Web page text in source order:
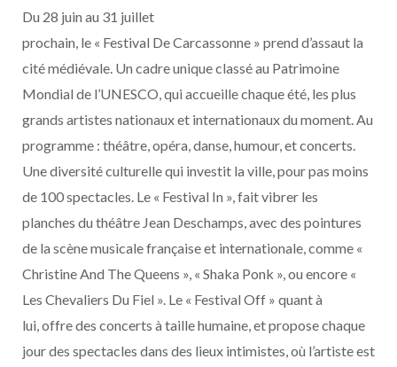
Du 28 juin au 31 juillet
prochain, le « Festival De Carcassonne » prend d’assaut la
cité médiévale. Un cadre unique classé au Patrimoine
Mondial de l’UNESCO, qui accueille chaque été, les plus
grands artistes nationaux et internationaux du moment. Au
programme : théâtre, opéra, danse, humour, et concerts.
Une diversité culturelle qui investit la ville, pour pas moins
de 100 spectacles. Le « Festival In », fait vibrer les
planches du théâtre Jean Deschamps, avec des pointures
de la scène musicale française et internationale, comme «
Christine And The Queens », « Shaka Ponk », ou encore «
Les Chevaliers Du Fiel ». Le « Festival Off » quant à
lui, offre des concerts à taille humaine, et propose chaque
jour des spectacles dans des lieux intimistes, où l’artiste est